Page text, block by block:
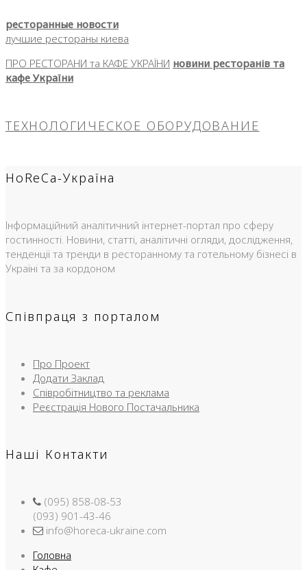
ресторанные новости
лучшие рестораны киева
ПРО РЕСТОРАНИ та КАФЕ УКРАЇНИ новини ресторанів та
кафе України
ТЕХНОЛОГИЧЕСКОЕ ОБОРУДОВАНИЕ
HoReCa-Україна
Інформаційний аналітичний інтернет-портал про сферу
гостинності. Новини, статті, аналітичні огляди, дослідження,
тенденції та тренди в ресторанному та готельному бізнесі в
Україні та за кордоном
Співпраця з порталом
Про Проект
Додати Заклад
Співробітництво та реклама
Реєстрація Нового Постачальника
Наші Контакти
(095) 858-08-53
(093) 901-43-46
info@horeca-ukraine.com
Головна